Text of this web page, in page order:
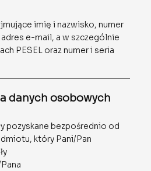
imię i nazwisko, numer
e-mail, a w szczególnie
PESEL oraz numer i seria
danych osobowych
pozyskane bezpośrednio od
który Pani/Pan